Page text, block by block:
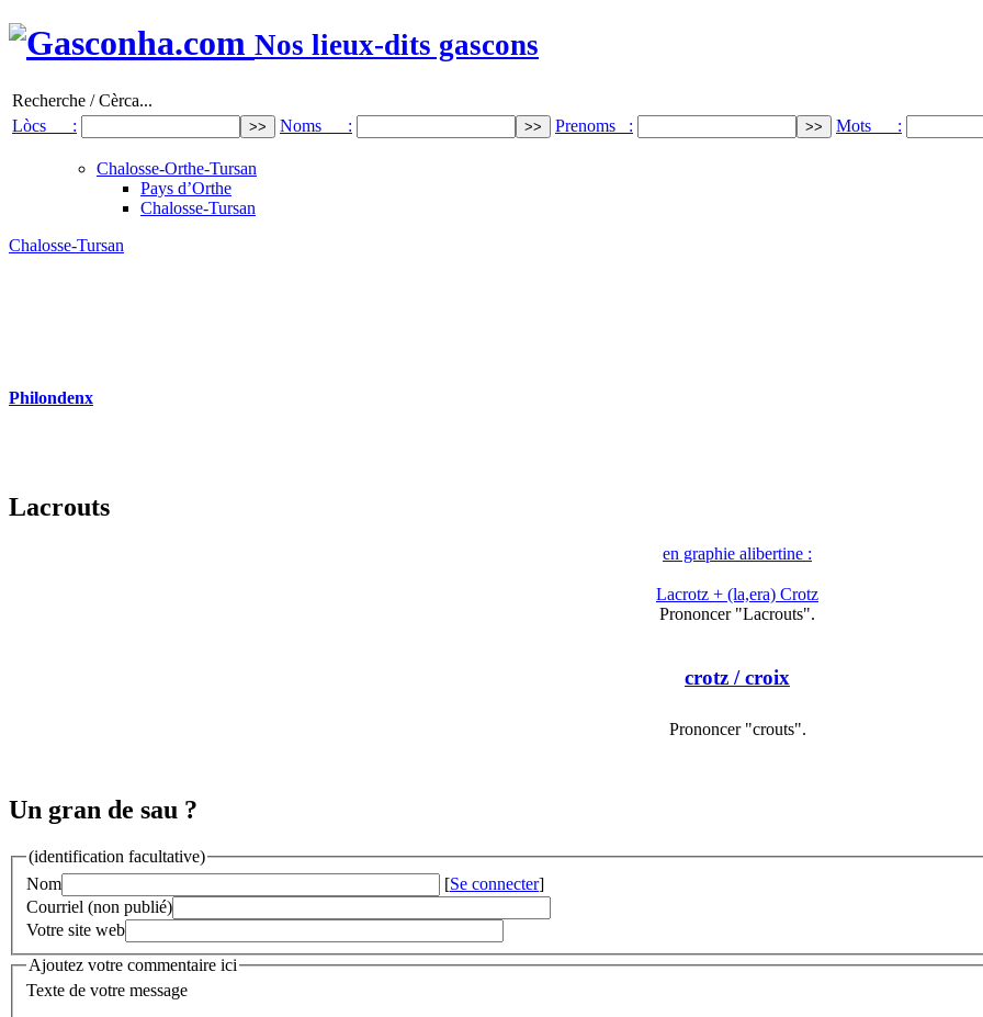
Nos lieux-dits gascons
Recherche / Cèrca...
Lòcs :
Noms : Prenoms : Mots :
Chalosse-Orthe-Tursan
Pays d’Orthe
Chalosse-Tursan
Chalosse-Tursan
Philondenx
Lacrouts
en graphie alibertine :
Lacrotz + (la,era) Crotz
Prononcer "Lacrouts".
crotz / croix
Prononcer "crouts".
Un gran de sau ?
(identification facultative)
Nom
[Se connecter]
Courriel (non publié)
Votre site web
Ajoutez votre commentaire ici
Texte de votre message